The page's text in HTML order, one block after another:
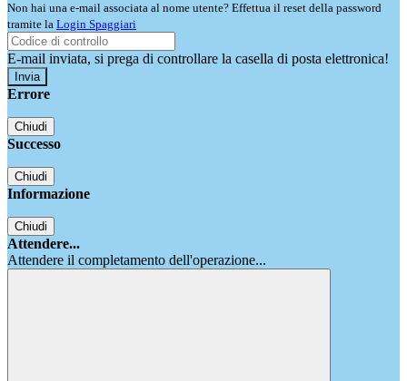
Non hai una e-mail associata al nome utente? Effettua il reset della password
tramite la Login Spaggiari
E-mail inviata, si prega di controllare la casella di posta elettronica!
Errore
Chiudi
Successo
Chiudi
Informazione
Chiudi
Attendere...
Attendere il completamento dell'operazione...